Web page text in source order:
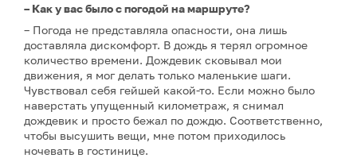
– Как у вас было с погодой на маршруте?
– Погода не представляла опасности, она лишь
доставляла дискомфорт. В дождь я терял огромное
количество времени. Дождевик сковывал мои
движения, я мог делать только маленькие шаги.
Чувствовал себя гейшей какой-то. Если можно было
наверстать упущенный километраж, я снимал
дождевик и просто бежал по дождю. Соответственно,
чтобы высушить вещи, мне потом приходилось
ночевать в гостинице.